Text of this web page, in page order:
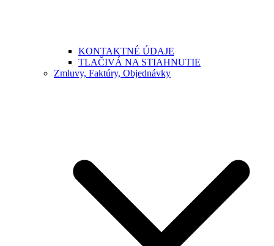
KONTAKTNÉ ÚDAJE
TLAČIVÁ NA STIAHNUTIE
Zmluvy, Faktúry, Objednávky